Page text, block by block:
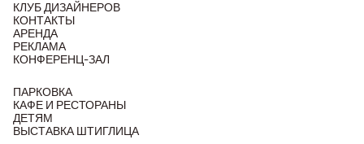
КЛУБ ДИЗАЙНЕРОВ
КОНТАКТЫ
АРЕНДА
РЕКЛАМА
КОНФЕРЕНЦ-ЗАЛ
ПАРКОВКА
КАФЕ И РЕСТОРАНЫ
ДЕТЯМ
ВЫСТАВКА ШТИГЛИЦА